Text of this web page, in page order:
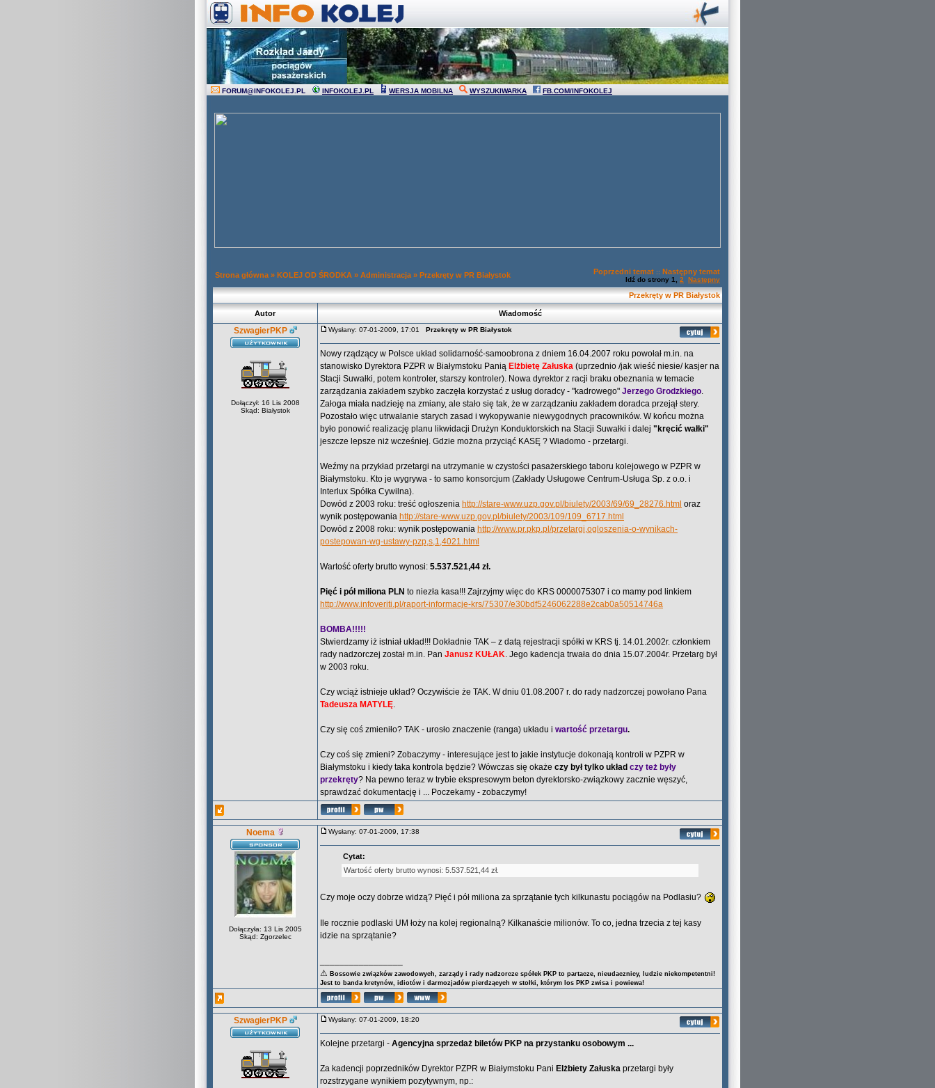
FORUM@INFOKOLEJ.PL INFOKOLEJ.PL WERSJA MOBILNA WYSZUKIWARKA FB.COM/INFOKOLEJ
Strona główna » KOLEJ OD ŚRODKA » Administracja » Przekręty w PR Białystok Poprzedni temat :: Następny temat
Idź do strony 1 2 Następny
Przekręty w PR Białystok
Autor Wiadomość
SzwagierPKP
Dołączył: 16 Lis 2008
Skąd: Białystok
Wysłany: 07-01-2009, 17:01 Przekręty w PR Białystok
Nowy rządzący w Polsce układ solidarność-samoobrona z dniem 16.04.2007 roku powołał m.in. na
stanowisko Dyrektora PZPR w Białymstoku Panią Elżbietę Załuska (uprzednio /jak wieść niesie/ kasjer na
Stacji Suwałki, potem kontroler, starszy kontroler). Nowa dyrektor z racji braku obeznania w temacie
zarządzania zakładem szybko zaczęła korzystać z usług doradcy - "kadrowego" Jerzego Grodzkiego.
Załoga miała nadzieję na zmiany, ale stało się tak, że w zarządzaniu zakładem doradca przejął stery.
Pozostało więc utrwalanie starych zasad i wykopywanie niewygodnych pracowników. W końcu można
było ponowić realizację planu likwidacji Drużyn Konduktorskich na Stacji Suwałki i dalej "kręcić wałki"
jeszcze lepsze niż wcześniej. Gdzie można przyciąć KASĘ ? Wiadomo - przetargi.
Weźmy na przykład przetargi na utrzymanie w czystości pasażerskiego taboru kolejowego w PZPR w
Białymstoku. Kto je wygrywa - to samo konsorcjum (Zakłady Usługowe Centrum-Usługa Sp. z o.o. i
Interlux Spółka Cywilna).
Dowód z 2003 roku: treść ogłoszenia http://stare-www.uzp.gov.pl/biulety/2003/69/69_28276.html oraz
wynik postępowania http://stare-www.uzp.gov.pl/biulety/2003/109/109_6717.html
Dowód z 2008 roku: wynik postępowania http://www.pr.pkp.pl/przetargi,ogloszenia-o-wynikach-
postepowan-wg-ustawy-pzp,s,1,4021.html
Wartość oferty brutto wynosi: 5.537.521,44 zł.
Pięć i pół miliona PLN to niezła kasa!!! Zajrzyjmy więc do KRS 0000075307 i co mamy pod linkiem
http://www.infoveriti.pl/raport-informacje-krs/75307/e30bdf5246062288e2cab0a50514746a
BOMBA!!!!!
Stwierdzamy iż istniał układ!!! Dokładnie TAK – z datą rejestracji spółki w KRS tj. 14.01.2002r. członkiem
rady nadzorczej został m.in. Pan Janusz KUŁAK. Jego kadencja trwała do dnia 15.07.2004r. Przetarg był
w 2003 roku.
Czy wciąż istnieje układ? Oczywiście że TAK. W dniu 01.08.2007 r. do rady nadzorczej powołano Pana
Tadeusza MATYLĘ.
Czy się coś zmieniło? TAK - urosło znaczenie (ranga) układu i wartość przetargu.
Czy coś się zmieni? Zobaczymy - interesujące jest to jakie instytucje dokonają kontroli w PZPR w
Białymstoku i kiedy taka kontrola będzie? Wówczas się okaże czy był tylko układ czy też były
przekręty? Na pewno teraz w trybie ekspresowym beton dyrektorsko-związkowy zacznie węszyć,
sprawdzać dokumentację i ... Poczekamy - zobaczymy!
Noema
Dołączyła: 13 Lis 2005
Skąd: Zgorzelec
Wysłany: 07-01-2009, 17:38
Cytat:
Wartość oferty brutto wynosi: 5.537.521,44 zł.
Czy moje oczy dobrze widzą? Pięć i pół miliona za sprzątanie tych kilkunastu pociągów na Podlasiu?
Ile rocznie podlaski UM łoży na kolej regionalną? Kilkanaście milionów. To co, jedna trzecia z tej kasy
idzie na sprzątanie?
⚠ Bossowie związków zawodowych, zarządy i rady nadzorcze spółek PKP to partacze, nieudacznicy, ludzie niekompetentni!
Jest to banda kretynów, idiotów i darmozjadów pierdzących w stołki, którym los PKP zwisa i powiewa!
SzwagierPKP Wysłany: 07-01-2009, 18:20
Kolejne przetargi - Agencyjna sprzedaż biletów PKP na przystanku osobowym ...
Za kadencji poprzedników Dyrektor PZPR w Białymstoku Pani Elżbiety Załuska przetargi były
rozstrzygane wynikiem pozytywnym, np.: